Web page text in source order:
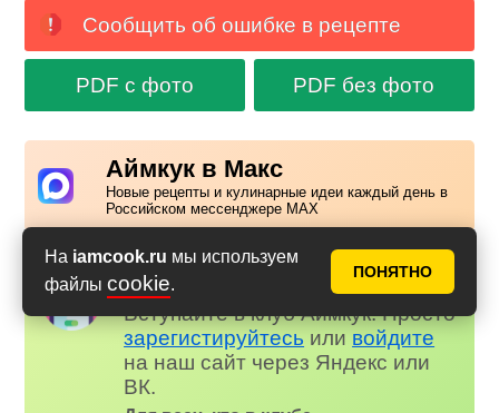
На iamcook.ru мы используем
файлы cookie.
ПОНЯТНО
Сообщить об ошибке в рецепте
PDF с фото PDF без фото
Аймкук в Макс
Новые рецепты и кулинарные идеи каждый день в
Российском мессенджере MAX
Надоела реклама?
Вступайте в клуб Аймкук. Просто
зарегистируйтесь или войдите
на наш сайт через Яндекс или
ВК.